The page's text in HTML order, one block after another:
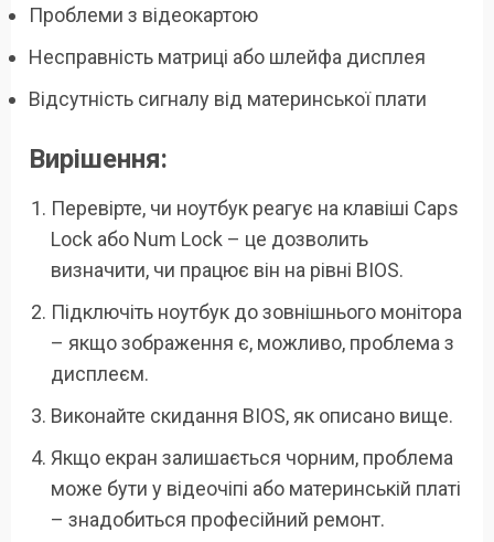
Проблеми з відеокартою
Несправність матриці або шлейфа дисплея
Відсутність сигналу від материнської плати
Вирішення:
Перевірте, чи ноутбук реагує на клавіші Caps
Lock або Num Lock – це дозволить
визначити, чи працює він на рівні BIOS.
Підключіть ноутбук до зовнішнього монітора
– якщо зображення є, можливо, проблема з
дисплеєм.
Виконайте скидання BIOS, як описано вище.
Якщо екран залишається чорним, проблема
може бути у відеочіпі або материнській платі
– знадобиться професійний ремонт.